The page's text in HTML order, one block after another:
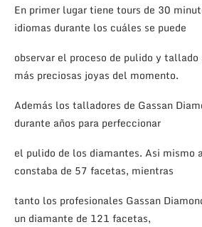
En primer lugar tiene tours de 30
idiomas durante los cuáles se puede
observar el proceso de pulido y tallado
más preciosas joyas del momento.
Además los talladores de Gassan
durante años para perfeccionar
el pulido de los diamantes. Asi mismo
constaba de 57 facetas, mientras
tanto los profesionales Gassan
un diamante de 121 facetas,